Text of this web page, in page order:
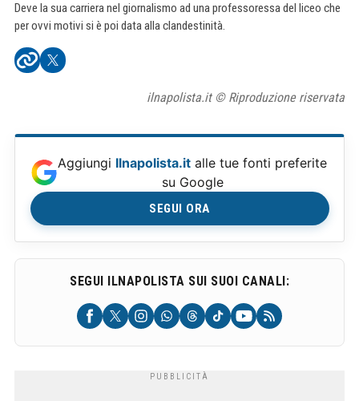
Deve la sua carriera nel giornalismo ad una professoressa del liceo che
per ovvi motivi si è poi data alla clandestinità.
ilnapolista.it © Riproduzione riservata
Aggiungi Ilnapolista.it alle tue fonti preferite
su Google
SEGUI ORA
SEGUI ILNAPOLISTA SUI SUOI CANALI: